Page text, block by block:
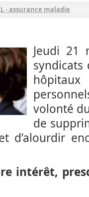
- assurance maladie
Jeudi 21
syndicats
volonté
de
d’alourdir
intérêt,